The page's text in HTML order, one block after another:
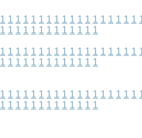
1 1 1 1 1 1 1 1 1 1 1 1 1 1 1 1 1 1
1 1 1 1 1 1 1 1 1 1 1 1 1
1 1 1 1 1 1 1 1 1 1 1 1 1 1 1 1 1 1
1 1 1 1 1 1 1 1 1 1 1 1 1
1 1 1 1 1 1 1 1 1 1 1 1 1 1 1 1 1 1
1 1 1 1 1 1 1 1 1 1 1 1 1